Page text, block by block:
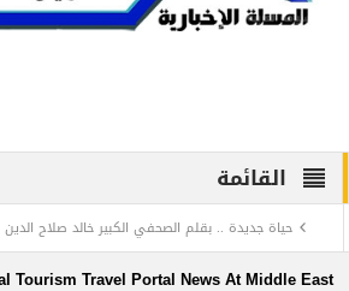
القائمة
حياة جديدة .. بقلم الصحفي الكبير خالد صلاح الدين
دراسة علمية ترصد الاكتشافات الأثرية والتطوير
Tourism Travel Portal News At Middle East